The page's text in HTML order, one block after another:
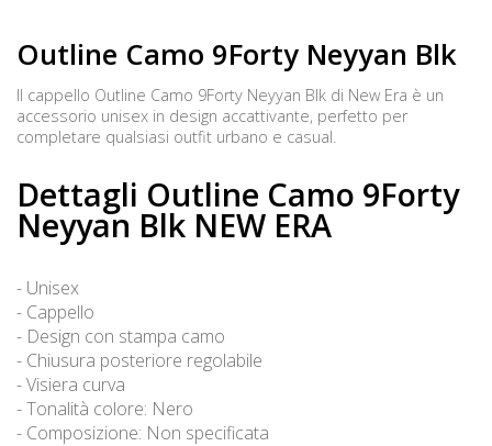
Outline Camo 9Forty Neyyan Blk
Il cappello Outline Camo 9Forty Neyyan Blk di New Era è un
accessorio unisex in design accattivante, perfetto per
completare qualsiasi outfit urbano e casual.
Dettagli Outline Camo 9Forty
Neyyan Blk NEW ERA
- Unisex
- Cappello
- Design con stampa camo
- Chiusura posteriore regolabile
- Visiera curva
- Tonalità colore: Nero
- Composizione: Non specificata